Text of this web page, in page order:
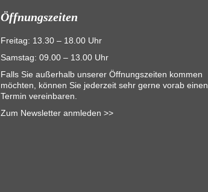
Öffnungszeiten
Freitag: 13.30 – 18.00 Uhr
Samstag: 09.00 – 13.00 Uhr
Falls Sie außerhalb unserer Öffnungszeiten kommen
möchten, können Sie jederzeit sehr gerne vorab einen
Termin vereinbaren.
Zum Newsletter anmleden >>